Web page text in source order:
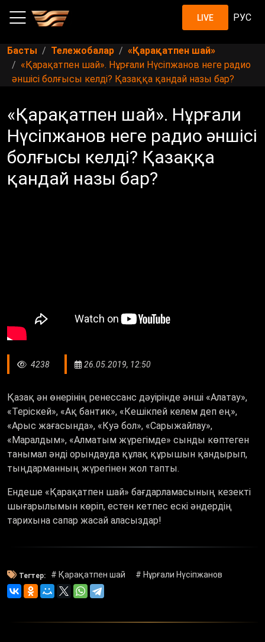
LIVE РУС
Басты Тележобалар
«Қарақатпен шай»
«Қарақатпен шай». Нұрғали Нүсіпжанов неге радио
әншісі болғысы келді? Қазаққа қандай назы бар?
«Қарақатпен шай». Нұрғали
Нүсіпжанов неге радио әншісі
болғысы келді? Қазаққа
қандай назы бар?
4238 26.05.2019, 12:50
Қазақ ән өнерінің ренессанс дәуірінде әнші «Алатау»,
«Теріскей», «Ақ бантик», «Кешікпей келем деп ең»,
«Арыс жағасында», «Куә бол», «Сарыжайлау»,
«Маралдым», «Алматым жүрегімде» сынды көптеген
танымал әнді орындауда құлақ құрышын қандырып,
тыңдарманның жүрегінен жол тапты.
Ендеше «Қарақатпен шай» бағдарламасының кезекті
шығарылымын көріп, естен кетпес ескі әндердің
тарихына сапар жасай аласыздар!
Тегтер: # Қарақатпен шай # Нұрғали Нүсіпжанов